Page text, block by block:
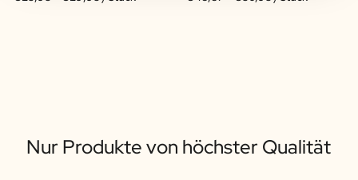
Nur Produkte von höchster Qualität